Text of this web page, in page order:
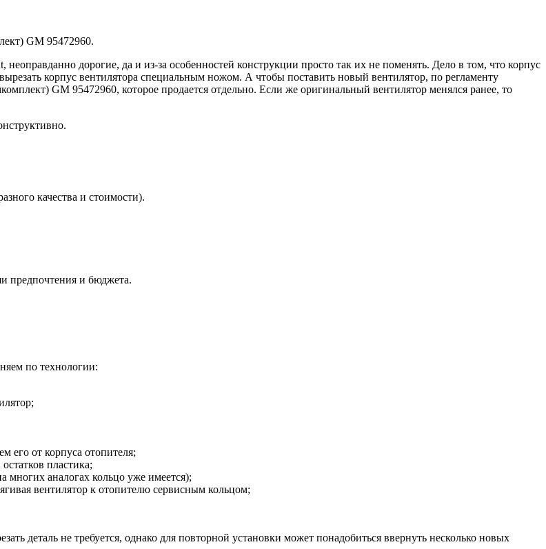
GM 95472960.
дорогие, да и из-за особенностей конструкции просто так их не поменять. Дело в том, что корпус
корпус вентилятора специальным ножом. А чтобы поставить новый вентилятор, по регламенту
GM 95472960, которое продается отдельно. Если же оригинальный вентилятор менялся ранее, то
качества и стоимости).
предпочтения и бюджета.
по технологии:
его от корпуса отопителя;
пластика;
многих аналогах кольцо уже имеется);
вентилятор к отопителю сервисным кольцом;
деталь не требуется, однако для повторной установки может понадобиться ввернуть несколько новых